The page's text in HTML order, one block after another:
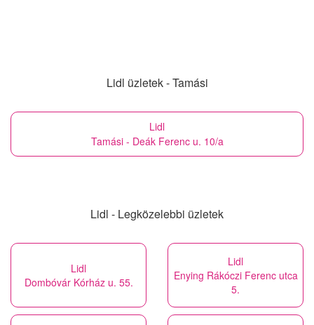
Lidl üzletek - Tamási
Lidl
Tamási - Deák Ferenc u. 10/a
Lidl - Legközelebbi üzletek
Lidl
Dombóvár Kórház u. 55.
Lidl
Enying Rákóczi Ferenc utca
5.